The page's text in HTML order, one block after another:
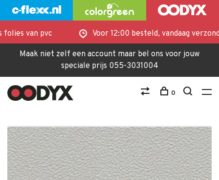
van pvc Voor 12:00 besteld, vandaag
Maak niet zelf een account maar bel ons voor jouw
speciale prijs 055-3031004
0